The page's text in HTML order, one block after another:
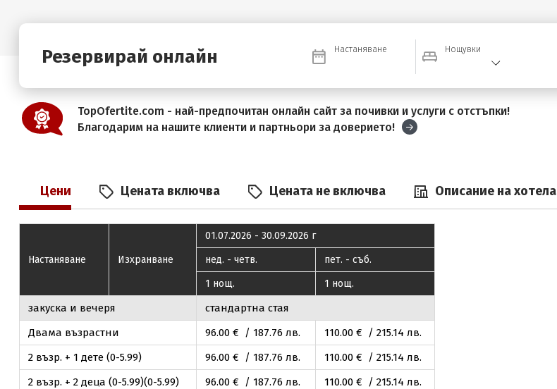
Резервирай онлайн Настаняване Нощувки
TopOfertite.com - най-предпочитан онлайн сайт за почивки и услуги с отстъпки!
Благодарим на нашите клиенти и партньори за доверието!
Цени Цената включва Цената не включва Описание на хотела
Настаняване Изхранване
01.07.2026 - 30.09.2026 г
нед. - четв.
пeт. - съб.
1 нощ.
1 нощ.
закуска и вечеря
стандартна стая
Двама възрастни
96.00€ / 187.76лв. 110.00€ / 215.14 лв.
2 възр. + 1 дете (0-5.99)
96.00€ / 187.76лв. 110.00€ / 215.14 лв.
2 възр. + 2 деца (0-5.99)(0-5.99)
96.00€ / 187.76лв. 110.00€ / 215.14 лв.